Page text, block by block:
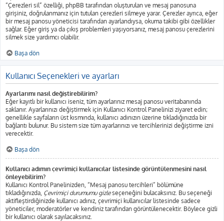
“Çerezleri sil” özelliği, phpBB tarafından oluşturulan ve mesaj panosuna
girişiniz, doğrulanmanız için tutulan çerezleri silmeye yarar. Çerezler ayrıca, eğer
bir mesaj panosu yöneticisi tarafından ayarlandıysa, okuma takibi gibi özellikler
sağlar. Eğer giriş ya da çıkış problemleri yaşıyorsanız, mesaj panosu çerezlerini
silmek size yardımcı olabilir.
Başa dön
Kullanıcı Seçenekleri ve ayarları
Ayarlarımı nasıl değiştirebilirim?
Eğer kayıtlı bir kullanıcı iseniz, tüm ayarlarınız mesaj panosu veritabanında
saklanır. Ayarlarınızı değiştirmek için Kullanıcı Kontrol Panelinizi ziyaret edin;
genellikle sayfaların üst kısmında, kullanıcı adınızın üzerine tıkladığınızda bir
bağlantı bulunur. Bu sistem size tüm ayarlarınızı ve tercihlerinizi değiştirme izni
verecektir.
Başa dön
Kullanıcı adımın çevrimiçi kullanıcılar listesinde görüntülenmesini nasıl
önleyebilirim?
Kullanıcı Kontrol Panelinizden, “Mesaj panosu tercihleri” bölümüne
tıkladığınızda, Çevrimiçi durumumu gizleseçeneğini bulacaksınız. Bu seçeneği
aktifleştirdiğinizde kullanıcı adınız, çevrimiçi kullanıcılar listesinde sadece
yöneticiler, moderatörler ve kendiniz tarafından görüntülenecektir. Böylece gizli
bir kullanıcı olarak sayılacaksınız.